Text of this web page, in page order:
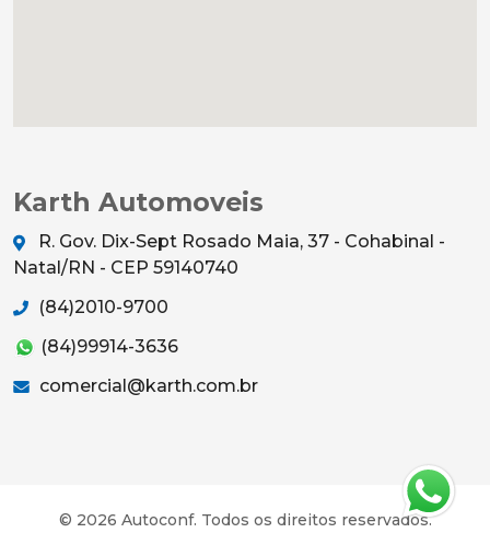
Karth Automoveis
R. Gov. Dix-Sept Rosado Maia, 37 - Cohabinal -
Natal/RN - CEP 59140740
(84)2010-9700
(84)99914-3636
comercial@karth.com.br
© 2026 Autoconf. Todos os direitos reservados.